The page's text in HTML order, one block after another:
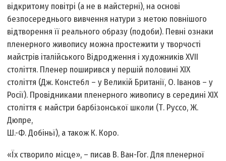
відкритому повітрі (а не в майстерні), на основі
безпосереднього вивчення натури з метою повнішого
відтворення її реального образу (подоби). Певні ознаки
пленерного живопису можна простежити у творчості
майстрів італійського Відродження і художників XVII
століття. Пленер поширився у першій половині XIX
століття (Дж. Констебл – у Великій Британії, О. Іванов – у
Росії). Провідниками пленерного живопису в середині XIX
століття є майстри барбізонської школи (Т. Руссо, Ж.
Дюпре,
Ш.-Ф. Добіньї), а також К. Коро.
«Їх створило місце», – писав В. Ван-Гог. Для пленерної